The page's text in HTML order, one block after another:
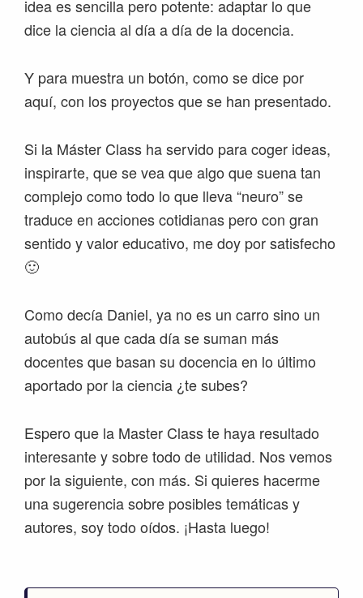
idea es sencilla pero potente: adaptar lo que
dice la ciencia al día a día de la docencia.
Y para muestra un botón, como se dice por
aquí, con los proyectos que se han presentado.
Si la Máster Class ha servido para coger ideas,
inspirarte, que se vea que algo que suena tan
complejo como todo lo que lleva “neuro” se
traduce en acciones cotidianas pero con gran
sentido y valor educativo, me doy por satisfecho
🙂
Como decía Daniel, ya no es un carro sino un
autobús al que cada día se suman más
docentes que basan su docencia en lo último
aportado por la ciencia ¿te subes?
Espero que la Master Class te haya resultado
interesante y sobre todo de utilidad. Nos vemos
por la siguiente, con más. Si quieres hacerme
una sugerencia sobre posibles temáticas y
autores, soy todo oídos. ¡Hasta luego!